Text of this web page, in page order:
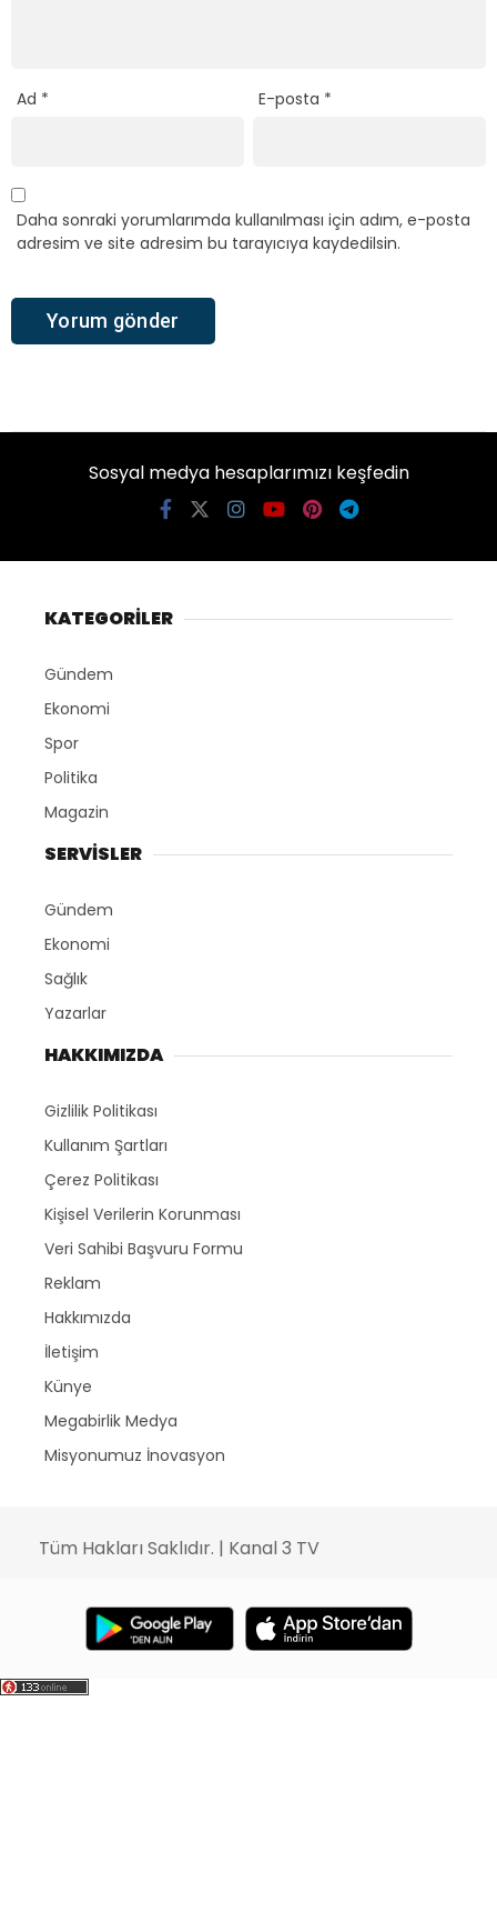
Ad * E-posta *
Daha sonraki yorumlarımda kullanılması için adım, e-posta
adresim ve site adresim bu tarayıcıya kaydedilsin.
Sosyal medya hesaplarımızı keşfedin
KATEGORİLER
Gündem
Ekonomi
Spor
Politika
Magazin
SERVİSLER
Gündem
Ekonomi
Sağlık
Yazarlar
HAKKIMIZDA
Gizlilik Politikası
Kullanım Şartları
Çerez Politikası
Kişisel Verilerin Korunması
Veri Sahibi Başvuru Formu
Reklam
Hakkımızda
İletişim
Künye
Megabirlik Medya
Misyonumuz İnovasyon
Tüm Hakları Saklıdır. | Kanal 3 TV